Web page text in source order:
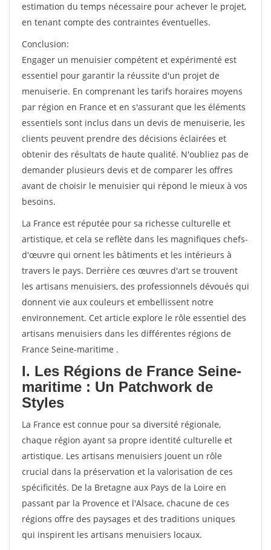
estimation du temps nécessaire pour achever le projet,
en tenant compte des contraintes éventuelles.
Conclusion:
Engager un menuisier compétent et expérimenté est
essentiel pour garantir la réussite d'un projet de
menuiserie. En comprenant les tarifs horaires moyens
par région en France et en s'assurant que les éléments
essentiels sont inclus dans un devis de menuiserie, les
clients peuvent prendre des décisions éclairées et
obtenir des résultats de haute qualité. N'oubliez pas de
demander plusieurs devis et de comparer les offres
avant de choisir le menuisier qui répond le mieux à vos
besoins.
La France est réputée pour sa richesse culturelle et
artistique, et cela se reflète dans les magnifiques chefs-
d'œuvre qui ornent les bâtiments et les intérieurs à
travers le pays. Derrière ces œuvres d'art se trouvent
les artisans menuisiers, des professionnels dévoués qui
donnent vie aux couleurs et embellissent notre
environnement. Cet article explore le rôle essentiel des
artisans menuisiers dans les différentes régions de
France Seine-maritime .
I. Les Régions de France Seine-
maritime : Un Patchwork de
Styles
La France est connue pour sa diversité régionale,
chaque région ayant sa propre identité culturelle et
artistique. Les artisans menuisiers jouent un rôle
crucial dans la préservation et la valorisation de ces
spécificités. De la Bretagne aux Pays de la Loire en
passant par la Provence et l'Alsace, chacune de ces
régions offre des paysages et des traditions uniques
qui inspirent les artisans menuisiers locaux.